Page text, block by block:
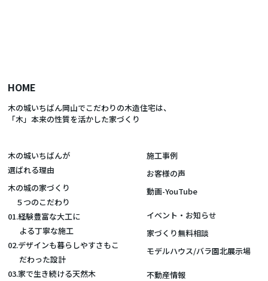
HOME
木の城いちばん岡山でこだわりの木造住宅は、
「木」本来の性質を活かした家づくり
木の城いちばんが
選ばれる理由
木の城の家づくり
５つのこだわり
01.経験豊富な大工に
よる丁寧な施工
02.デザインも暮らしやすさもこ
だわった設計
03.家で生き続ける天然木
施工事例
お客様の声
動画-YouTube
イベント・お知らせ
家づくり無料相談
モデルハウス/バラ園北展示場
不動産情報